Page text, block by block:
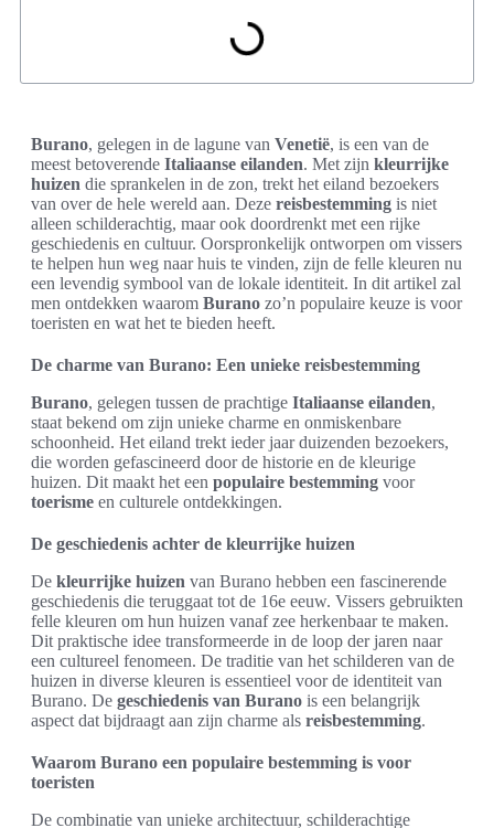
Burano, gelegen in de lagune van Venetië, is een van de
meest betoverende Italiaanse eilanden. Met zijn kleurrijke
huizen die sprankelen in de zon, trekt het eiland bezoekers
van over de hele wereld aan. Deze reisbestemming is niet
alleen schilderachtig, maar ook doordrenkt met een rijke
geschiedenis en cultuur. Oorspronkelijk ontworpen om vissers
te helpen hun weg naar huis te vinden, zijn de felle kleuren nu
een levendig symbool van de lokale identiteit. In dit artikel zal
men ontdekken waarom Burano zo’n populaire keuze is voor
toeristen en wat het te bieden heeft.
De charme van Burano: Een unieke reisbestemming
Burano, gelegen tussen de prachtige Italiaanse eilanden,
staat bekend om zijn unieke charme en onmiskenbare
schoonheid. Het eiland trekt ieder jaar duizenden bezoekers,
die worden gefascineerd door de historie en de kleurige
huizen. Dit maakt het een populaire bestemming voor
toerisme en culturele ontdekkingen.
De geschiedenis achter de kleurrijke huizen
De kleurrijke huizen van Burano hebben een fascinerende
geschiedenis die teruggaat tot de 16e eeuw. Vissers gebruikten
felle kleuren om hun huizen vanaf zee herkenbaar te maken.
Dit praktische idee transformeerde in de loop der jaren naar
een cultureel fenomeen. De traditie van het schilderen van de
huizen in diverse kleuren is essentieel voor de identiteit van
Burano. De geschiedenis van Burano is een belangrijk
aspect dat bijdraagt aan zijn charme als reisbestemming.
Waarom Burano een populaire bestemming is voor
toeristen
De combinatie van unieke architectuur, schilderachtige